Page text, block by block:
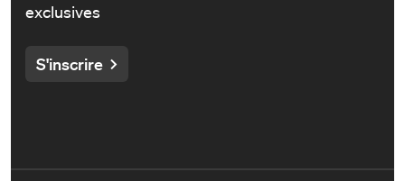
exclusives
S'inscrire